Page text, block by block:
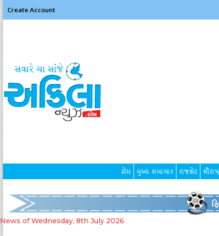
Create Account
હોમ મુખ્ય સમાચાર રાજકોટ
News of Wednesday, 8th July 2026